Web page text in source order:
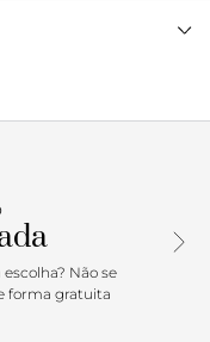
texturizado.
de mão. Com
Não se
forma gratuita